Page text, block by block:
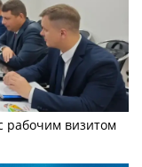
рабочим визитом